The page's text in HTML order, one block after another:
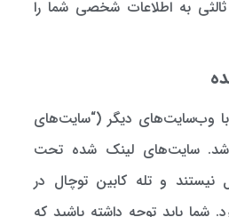
به اطلاعات شخصی شما را
وب‌سایت‌های دیگر (“سایت‌های
سایت‌های لینك شده تحت
نیستند و تله کابین توچال در
شما باید توجه داشته باشید كه